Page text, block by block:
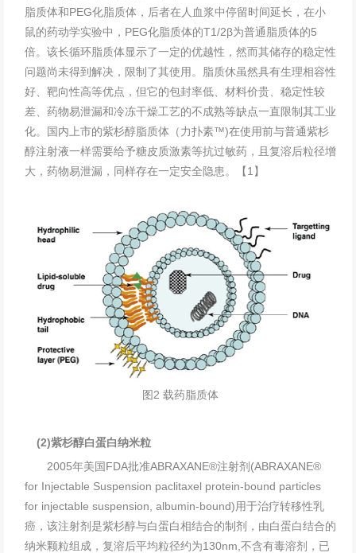
脂质体和PEG化脂质体，后者在人血浆中停留时间延长，在小
鼠的药动学实验中，PEG化脂质体的T1/2β为普通脂质体的5
倍。该长循环脂质体显示了一定的优越性，然而其储存的稳定性
问题尚未得到解决，限制了其使用。脂质休虽然具有生理相容性
好、靶向性高等优点，但它的包封率低、材料价贵、稳定性较
差、药物易泄漏和冷冻干燥工艺的不成熟等缺点一直限制其工业
化。国内上市的紫杉醇脂质体（力扑素™)在使用前与普通紫杉
醇注射液一样需要给予糖皮质激素等抗过敏药，且复溶后粒径增
大，药物易泄漏，同样存在一定安全隐患。【1】
图2 载药脂质体
(2)紫杉醇白蛋白纳米粒
2005年美国FDA批准ABRAXANE®注射剂(ABRAXANE®
for Injectable Suspension paclitaxel protein-bound particles
for injectable suspension, albumin-bound)用于治疗转移性乳
癌，该注射剂是紫杉醇与白蛋白相结合的制剂，由白蛋白结合的
纳米颗粒组成，复溶后平均粒径约为130nm,不含有毒溶剂，已